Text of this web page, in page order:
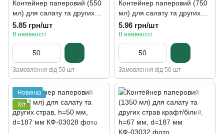
Контейнер паперовий (550
мл) для салату та других
страв, h=53 мм, d=142 мм
5.85 грн/шт
В наявності
Замовлення від 50 шт
Контейнер паперовий (750
мл) для салату та других
страв, h=67 мм, d=145 мм
5.96 грн/шт
В наявності
Замовлення від 50 шт
Новинка
Хіт